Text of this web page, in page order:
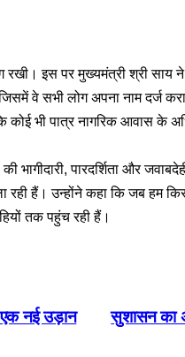
इस पर मुख्यमंत्री श्री
वे सभी लोग अपना नाम दर्ज
कोई भी पात्र नागरिक आवास
पारदर्शिता और
हैं। उन्होंने कहा कि जब हम
तक पहुंच रही हैं।
सुशासन का
एक नई उड़ान